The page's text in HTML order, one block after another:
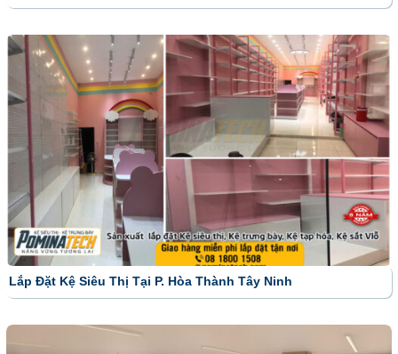
Lắp Đặt Kệ Siêu Thị Tại P. Hòa Thành Tây Ninh